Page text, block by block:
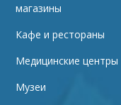
магазины
Кафе и рестораны
Медицинские центры
Музеи